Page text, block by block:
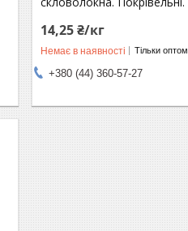
14,25 ₴/кг
Немає в наявності Тільки оптом
+380 (44) 360-57-27